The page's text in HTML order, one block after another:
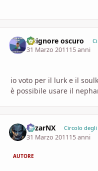
il signore oscuro
31 Marzo 201115 anni
io voto per il lurk e il
è possibile usare il
MizarNX Circolo
31 Marzo 201115 anni
AUTORE